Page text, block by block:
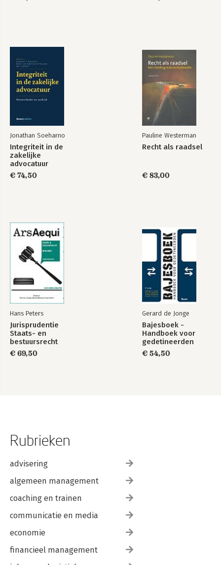
Jonathan Soeharno
Integriteit in de
zakelijke
advocatuur
€ 74,50
Pauline Westerman
Recht als raadsel
€ 83,00
Hans Peters
Jurisprudentie
Staats- en
bestuursrecht
1849-2025
€ 69,50
Gerard de Jonge
Bajesboek -
Handboek voor
gedetineerden
€ 54,50
Rubrieken
advisering
algemeen management
coaching en trainen
communicatie en media
economie
financieel management